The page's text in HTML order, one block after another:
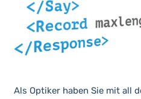
Als Optiker haben Sie mit all